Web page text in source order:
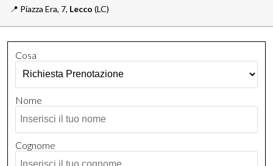
📍️ Piazza Era, 7, Lecco (LC)
Cosa
Nome
Cognome